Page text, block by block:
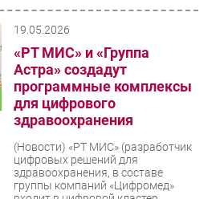
19.05.2026
«РТ МИС» и «Группа
Астра» создадут
программные комплексы
для цифрового
здравоохранения
(Новости) «РТ МИС» (разработчик
цифровых решений для
здравоохранения, в составе
группы компаний «Цифромед»